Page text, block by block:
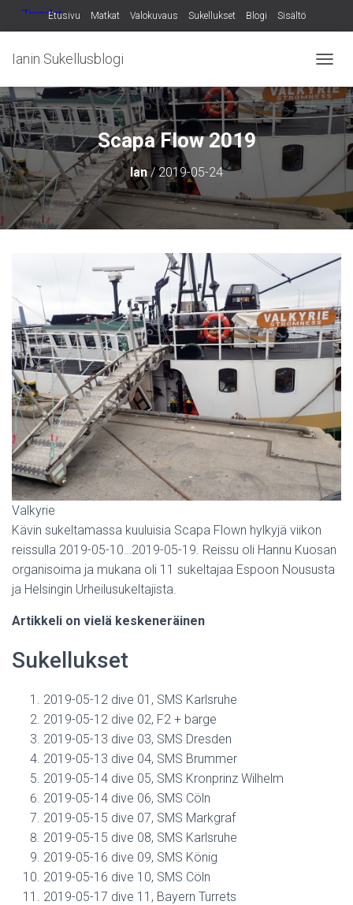
Etusivu Matkat Valokuvaus Sukellukset Blogi Sisältö
Ianin Sukellusblogi
A
V
I
N
I
P
Ä
L
/
P
O
I
Scapa Flow 2019
Ian/2019-05-24
Valkyrie
Kävin sukeltamassa kuuluisia Scapa Flown hylkyjä viikon
reissulla 2019-05-10…2019-05-19. Reissu oli Hannu Kuosan
organisoima ja mukana oli 11 sukeltajaa Espoon Noususta
ja Helsingin Urheilusukeltajista.
Artikkeli on vielä keskeneräinen
Sukellukset
2019-05-12 dive 01, SMS Karlsruhe
2019-05-12 dive 02, F2 + barge
2019-05-13 dive 03, SMS Dresden
2019-05-13 dive 04, SMS Brummer
2019-05-14 dive 05, SMS Kronprinz Wilhelm
2019-05-14 dive 06, SMS Cöln
2019-05-15 dive 07, SMS Markgraf
2019-05-15 dive 08, SMS Karlsruhe
2019-05-16 dive 09, SMS König
2019-05-16 dive 10, SMS Cöln
2019-05-17 dive 11, Bayern Turrets